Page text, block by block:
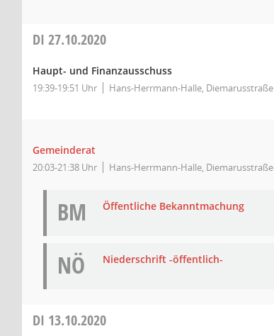
DI 27.10.2020
Haupt- und Finanzausschuss
19:39-19:51 Uhr Hans-Herrmann-Halle, Diemarusstraße
Gemeinderat
20:03-21:38 Uhr Hans-Herrmann-Halle, Diemarusstraße
BM Öffentliche Bekanntmachung
NÖ Niederschrift -öffentlich-
DI 13.10.2020